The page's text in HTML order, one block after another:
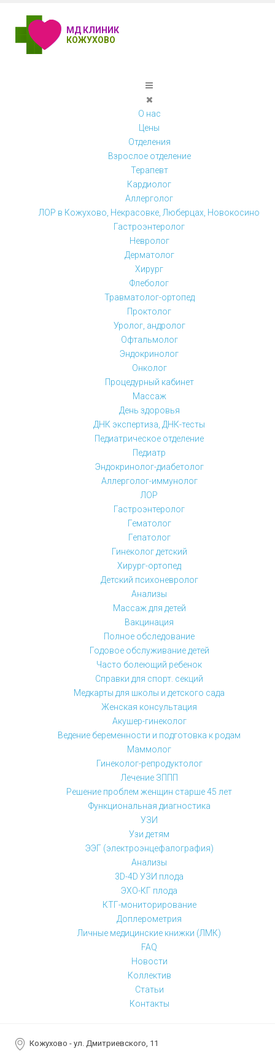
МД КЛИНИК
КОЖУХОВО
О нас
Цены
Отделения
Взрослое отделение
Терапевт
Кардиолог
Аллерголог
ЛОР в Кожухово, Некрасовке, Люберцах, Новокосино
Гастроэнтеролог
Невролог
Дерматолог
Хирург
Флеболог
Травматолог-ортопед
Проктолог
Уролог, андролог
Офтальмолог
Эндокринолог
Онколог
Процедурный кабинет
Массаж
День здоровья
ДНК экспертиза, ДНК-тесты
Педиатрическое отделение
Педиатр
Эндокринолог-диабетолог
Аллерголог-иммунолог
ЛОР
Гастроэнтеролог
Гематолог
Гепатолог
Гинеколог детский
Хирург-ортопед
Детский психоневролог
Анализы
Массаж для детей
Вакцинация
Полное обследование
Годовое обслуживание детей
Часто болеющий ребенок
Справки для спорт. секций
Медкарты для школы и детского сада
Женская консультация
Акушер-гинеколог
Ведение беременности и подготовка к родам
Маммолог
Гинеколог-репродуктолог
Лечение ЗППП
Решение проблем женщин старше 45 лет
Функциональная диагностика
УЗИ
Узи детям
ЭЭГ (электроэнцефалография)
Анализы
3D-4D УЗИ плода
ЭХО-КГ плода
КТГ-мониторирование
Доплерометрия
Личные медицинские книжки (ЛМК)
FAQ
Новости
Коллектив
Статьи
Контакты
Кожухово - ул. Дмитриевского, 11